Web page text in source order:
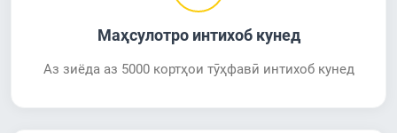
Маҳсулотро интихоб кунед
Аз зиёда аз 5000 кортҳои тӯҳфавӣ интихоб кунед